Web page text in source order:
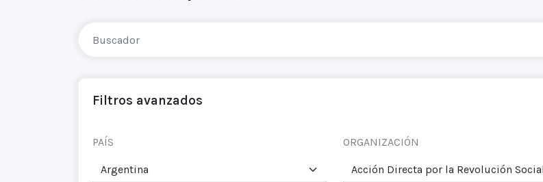
Filtros avanzados
PAÍS ORGANIZACIÓN